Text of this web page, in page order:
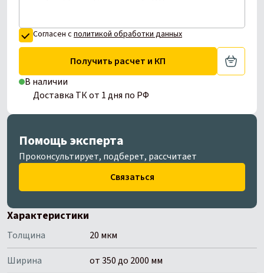
Характеристики
Толщина
20 мкм
Ширина
от 350 до 2000 мм
Согласен с политикой обработки данных
Получить расчет и КП
В наличии
Доставка ТК от 1 дня по РФ
Помощь эксперта
Проконсультирует, подберет, рассчитает
Связаться